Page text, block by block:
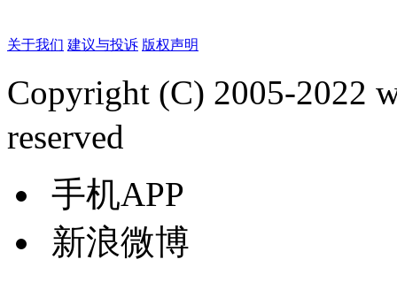
关于我们 建议与投诉 版权声明
Copyright (C) 2005-2022
reserved
手机APP
新浪微博